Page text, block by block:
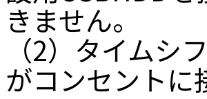
きません。
（2）タイムシ
がコンセントに